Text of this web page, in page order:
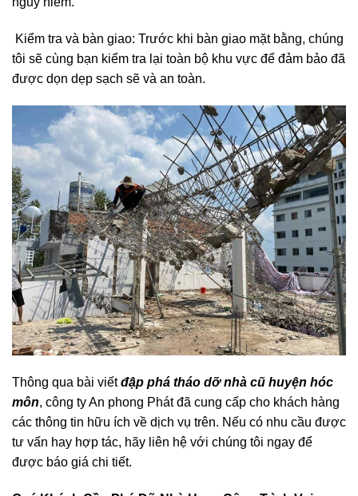
nguy hiểm.
Kiểm tra và bàn giao: Trước khi bàn giao mặt bằng, chúng
tôi sẽ cùng bạn kiểm tra lại toàn bộ khu vực để đảm bảo đã
được dọn dẹp sạch sẽ và an toàn.
Thông qua bài viếtđập phá tháo dỡ nhà cũ huyện hóc
môn, công ty An phong Phát đã cung cấp cho khách hàng
các thông tin hữu ích về dịch vụ trên. Nếu có nhu cầu được
tư vấn hay hợp tác, hãy liên hệ với chúng tôi ngay để
được báo giá chi tiết.